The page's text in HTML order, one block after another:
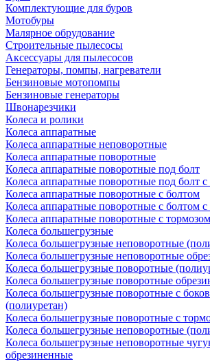
Комплектующие для буров
Мотобуры
Малярное обрудование
Строительные пылесосы
Аксессуары для пылесосов
Генераторы, помпы, нагреватели
Бензиновые мотопомпы
Бензиновые генераторы
Швонарезчики
Колеса и ролики
Колеса аппаратные
Колеса аппаратные неповоротные
Колеса аппаратные поворотные
Колеса аппаратные поворотные под болт
Колеса аппаратные поворотные под болт
Колеса аппаратные поворотные с болтом
Колеса аппаратные поворотные с болтом
Колеса аппаратные поворотные с тормозом
Колеса большегрузные
Колеса большегрузные неповоротные
Колеса большегрузные неповоротные
Колеса большегрузные поворотные
Колеса большегрузные поворотные
Колеса большегрузные поворотные с
(полиуретан)
Колеса большегрузные поворотные с
Колеса большегрузные неповоротные
Колеса большегрузные неповоротные
обрезиненные